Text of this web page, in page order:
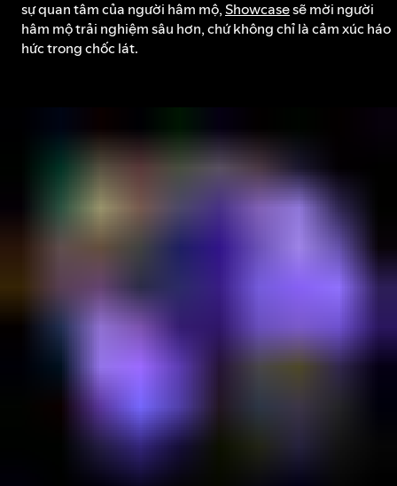
sự quan tâm của người hâm mộ,Showcasesẽ mời người
hâm mộ trải nghiệm sâu hơn, chứ không chỉ là cảm xúc háo
hức trong chốc lát.